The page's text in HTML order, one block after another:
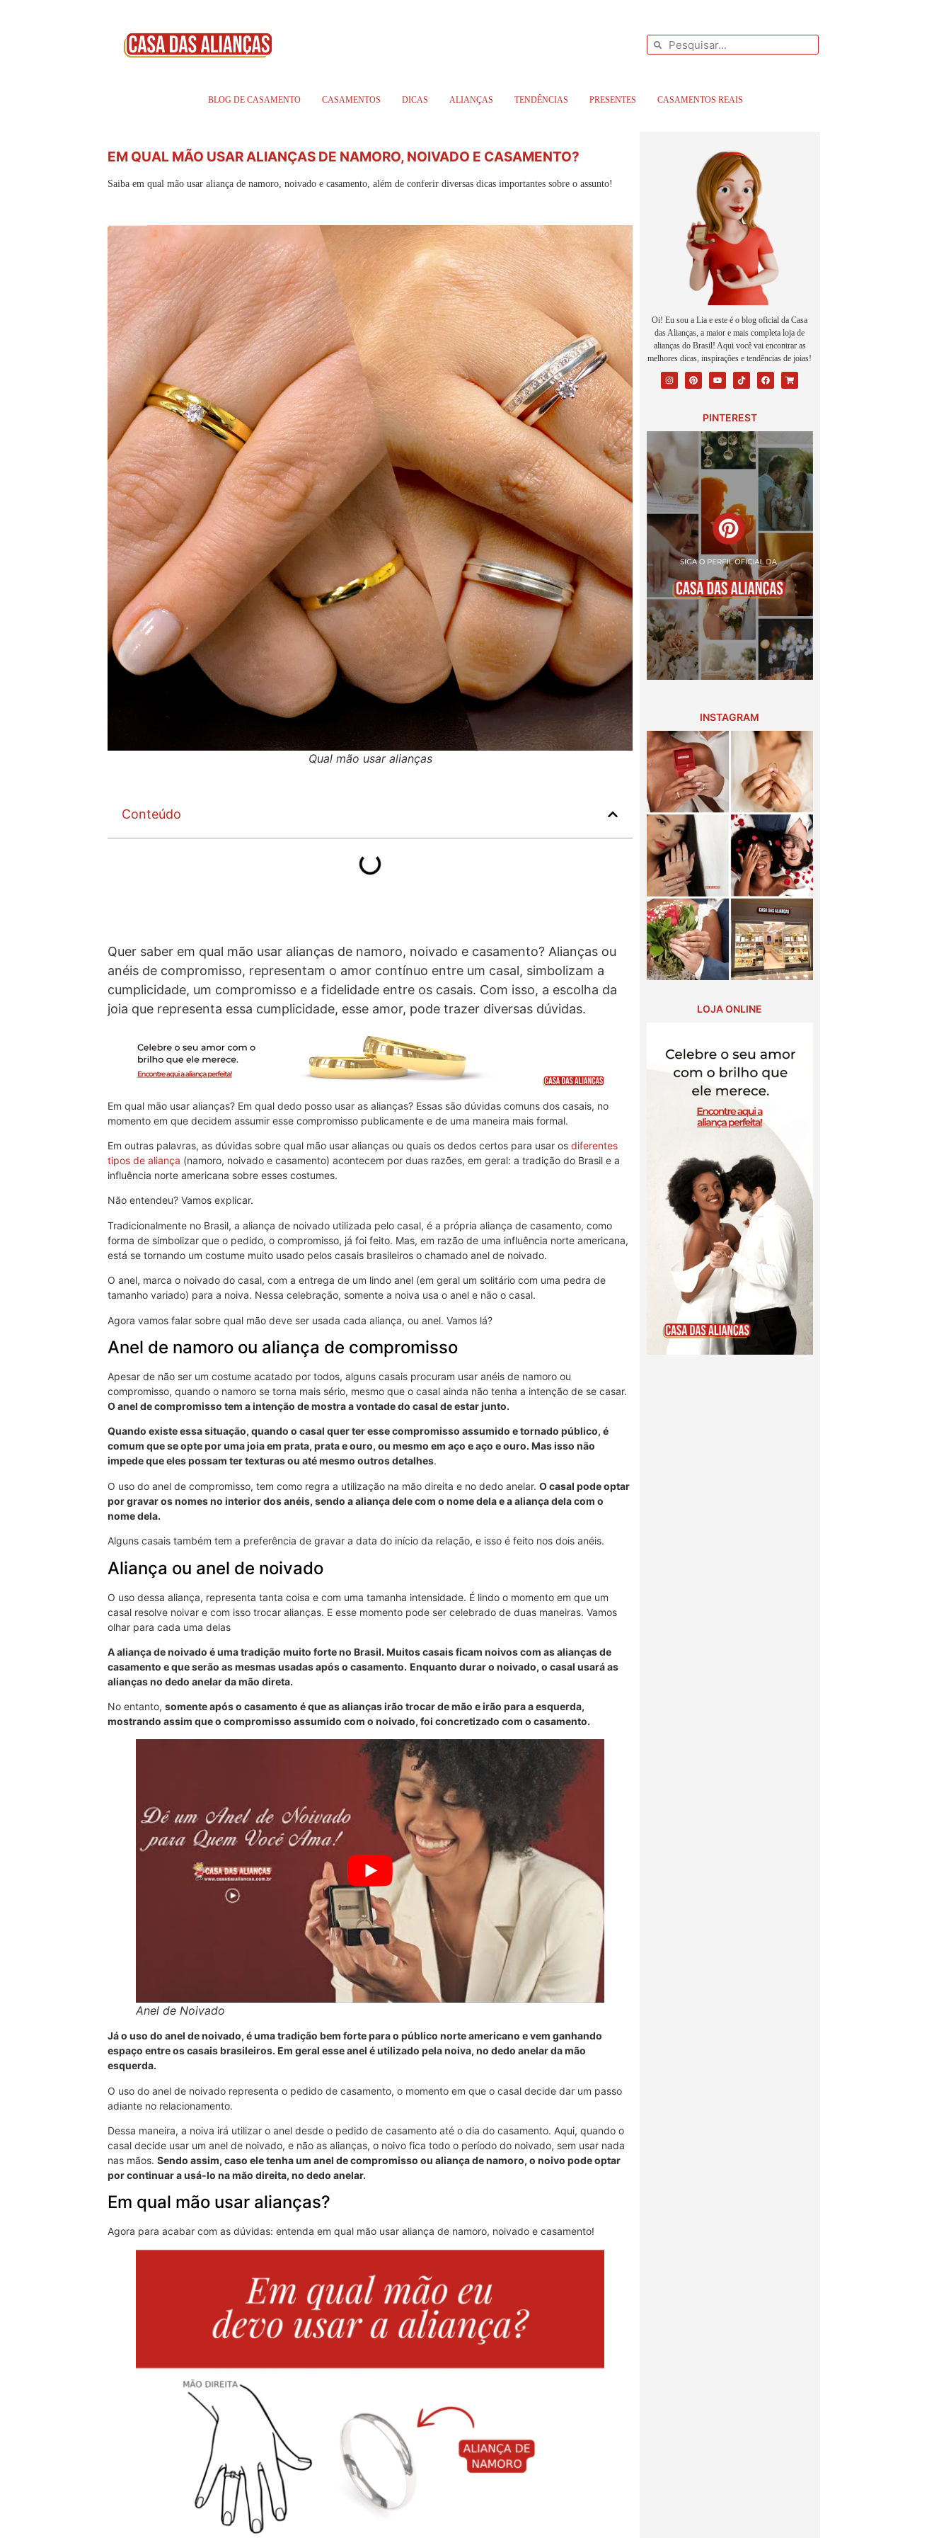
BLOG DE CASAMENTO CASAMENTOS DICAS ALIANÇAS TENDÊNCIAS PRESENTES CASAMENTOS REAIS
EM QUAL MÃO USAR ALIANÇAS DE NAMORO, NOIVADO E CASAMENTO?
Saiba em qual mão usar aliança de namoro, noivado e casamento, além de conferir diversas dicas importantes sobre o assunto!
Qual mão usar alianças
Conteúdo
Quer saber em qual mão usar alianças de namoro, noivado e casamento? Alianças ou
anéis de compromisso, representam o amor contínuo entre um casal, simbolizam a
cumplicidade, um compromisso e a fidelidade entre os casais. Com isso, a escolha da
joia que representa essa cumplicidade, esse amor, pode trazer diversas dúvidas.
Em qual mão usar alianças? Em qual dedo posso usar as alianças? Essas são dúvidas comuns dos casais, no
momento em que decidem assumir esse compromisso publicamente e de uma maneira mais formal.
Em outras palavras, as dúvidas sobre qual mão usar alianças ou quais os dedos certos para usar os diferentes
tipos de aliança (namoro, noivado e casamento) acontecem por duas razões, em geral: a tradição do Brasil e a
influência norte americana sobre esses costumes.
Não entendeu? Vamos explicar.
Tradicionalmente no Brasil, a aliança de noivado utilizada pelo casal, é a própria aliança de casamento, como
forma de simbolizar que o pedido, o compromisso, já foi feito. Mas, em razão de uma influência norte americana,
está se tornando um costume muito usado pelos casais brasileiros o chamado anel de noivado.
O anel, marca o noivado do casal, com a entrega de um lindo anel (em geral um solitário com uma pedra de
tamanho variado) para a noiva. Nessa celebração, somente a noiva usa o anel e não o casal.
Agora vamos falar sobre qual mão deve ser usada cada aliança, ou anel. Vamos lá?
Anel de namoro ou aliança de compromisso
Apesar de não ser um costume acatado por todos, alguns casais procuram usar anéis de namoro ou
compromisso, quando o namoro se torna mais sério, mesmo que o casal ainda não tenha a intenção de se casar.
O anel de compromisso tem a intenção de mostra a vontade do casal de estar junto.
Quando existe essa situação, quando o casal quer ter esse compromisso assumido e tornado público, é
comum que se opte por uma joia em prata, prata e ouro, ou mesmo em aço e aço e ouro. Mas isso não
impede que eles possam ter texturas ou até mesmo outros detalhes.
O uso do anel de compromisso, tem como regra a utilização na mão direita e no dedo anelar. O casal pode optar
por gravar os nomes no interior dos anéis, sendo a aliança dele com o nome dela e a aliança dela com o
nome dela.
Alguns casais também tem a preferência de gravar a data do início da relação, e isso é feito nos dois anéis.
Aliança ou anel de noivado
O uso dessa aliança, representa tanta coisa e com uma tamanha intensidade. É lindo o momento em que um
casal resolve noivar e com isso trocar alianças. E esse momento pode ser celebrado de duas maneiras. Vamos
olhar para cada uma delas
A aliança de noivado é uma tradição muito forte no Brasil. Muitos casais ficam noivos com as alianças de
casamento e que serão as mesmas usadas após o casamento. Enquanto durar o noivado, o casal usará as
alianças no dedo anelar da mão direta.
No entanto, somente após o casamento é que as alianças irão trocar de mão e irão para a esquerda,
mostrando assim que o compromisso assumido com o noivado, foi concretizado com o casamento.
Anel de Noivado
Já o uso do anel de noivado, é uma tradição bem forte para o público norte americano e vem ganhando
espaço entre os casais brasileiros. Em geral esse anel é utilizado pela noiva, no dedo anelar da mão
esquerda.
O uso do anel de noivado representa o pedido de casamento, o momento em que o casal decide dar um passo
adiante no relacionamento.
Dessa maneira, a noiva irá utilizar o anel desde o pedido de casamento até o dia do casamento. Aqui, quando o
casal decide usar um anel de noivado, e não as alianças, o noivo fica todo o período do noivado, sem usar nada
nas mãos. Sendo assim, caso ele tenha um anel de compromisso ou aliança de namoro, o noivo pode optar
por continuar a usá-lo na mão direita, no dedo anelar.
Em qual mão usar alianças?
Agora para acabar com as dúvidas: entenda em qual mão usar aliança de namoro, noivado e casamento!
Oi! Eu sou a Lia e este é o blog oficial da Casa
das Alianças, a maior e mais completa loja de
alianças do Brasil! Aqui você vai encontrar as
melhores dicas, inspirações e tendências de joias!
PINTEREST
INSTAGRAM
LOJA ONLINE